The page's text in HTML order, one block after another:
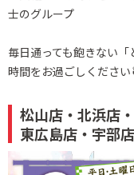
士のグループ
毎日通っても飽きない
時間をお過ごしください
松山店・北浜店
東広島店・宇部